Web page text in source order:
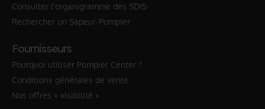
Consulter l'organigramme des SDIS
Rechercher un Sapeur-Pompier
Fournisseurs
Pourquoi utiliser Pompier Center ?
Conditions générales de vente
Nos offres « visibilité »